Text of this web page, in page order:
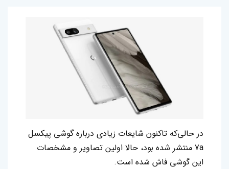
در حالی‌که تاکنون شایعات زیادی درباره گوشی پیکسل
7a منتشر شده بود، حالا اولین تصاویر و مشخصات
این گوشی فاش شده است.